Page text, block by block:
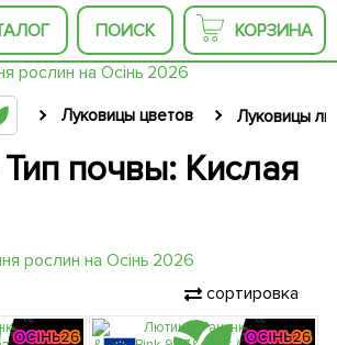
ПОИСК КОРЗИНА
Луковицы цветов Луковицы
почвы: Кислая
сортировка